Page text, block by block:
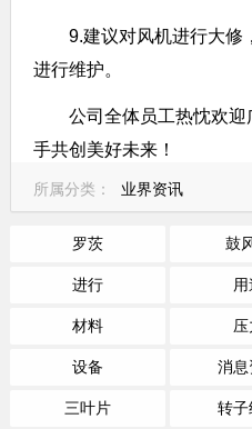
9.建议对风机进行大修
进行维护。
公司全体员工热忱欢
手共创美好未来！
所属分类： 业界资讯
罗茨 鼓
进行
材料 压
设备 消息
三叶片 转子